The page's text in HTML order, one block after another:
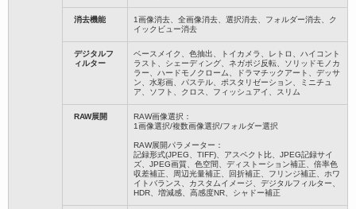
消去機能
1画像消去、全画像消去、選択消去、フォルダー消去、ク
イックビュー消去
デジタルフ
ィルター
ベースメイク、色抽出、トイカメラ、レトロ、ハイコント
ラスト、シェーディング、ネガポジ反転、ソリッドモノカ
ラー、ハードモノクローム、ドラマチックアート、デッサ
ン、水彩画、パステル、ポスタリゼーション、ミニチュ
ア、ソフト、クロス、フィッシュアイ、スリム
RAW展開
RAW画像選択：
1画像選択/複数画像選択/フォルダー選択
RAW展開パラメーター：
記録形式(JPEG、TIFF)、アスペクト比、JPEG記録サイ
ズ、JPEG画質、色空間、ディストーション補正、倍率色
収差補正、周辺光量補正、回折補正、フリンジ補正、ホワ
イトバランス、カスタムイメージ、デジタルフィルター、
HDR、増減感、高感度NR、シャドー補正